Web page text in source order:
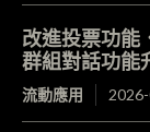
改進投票功
群組對話功能
流動應用